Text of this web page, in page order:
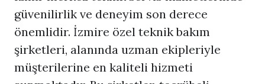
güvenilirlik ve deneyim son derece
önemlidir. İzmire özel teknik bakım
şirketleri, alanında uzman ekipleriyle
müşterilerine en kaliteli hizmeti